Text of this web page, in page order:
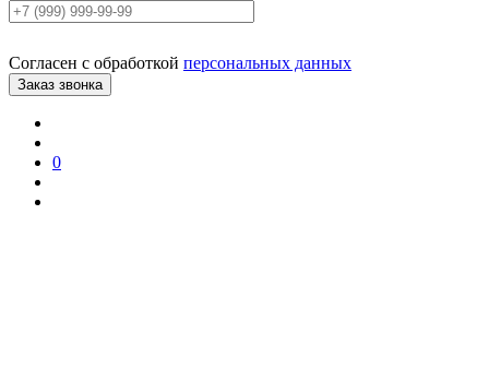
Согласен с обработкой персональных данных
0